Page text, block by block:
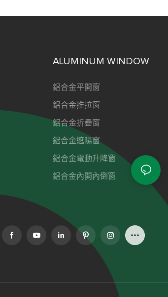
ALUMINUM WINDOW
鋁合金平開窗
鋁合金推拉窗
鋁合金折疊窗
鋁合金遮陽窗
鋁合金電動升降窗
鋁合金內開內倒窗